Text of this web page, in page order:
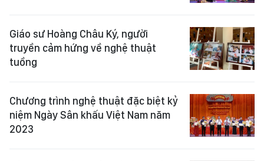
Giáo sư Hoàng Châu Ký, người
truyền cảm hứng về nghệ thuật
tuồng
Chương trình nghệ thuật đặc biệt kỷ
niệm Ngày Sân khấu Việt Nam năm
2023